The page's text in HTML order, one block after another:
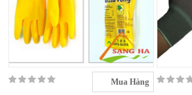
Mua Hàng